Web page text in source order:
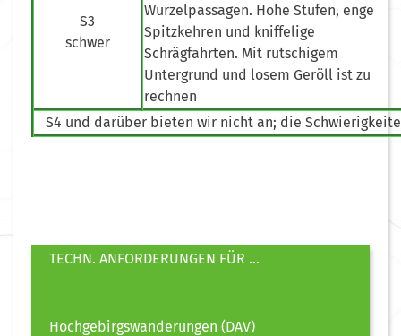
S3
schwer
Wurzelpassagen. Hohe Stufen, enge
Spitzkehren und kniffelige
Schrägfahrten. Mit rutschigem
Untergrund und losem Geröll ist zu
rechnen
S4 und darüber bieten wir nicht an; die
TECHN. ANFORDERUNGEN FÜR ...
Hochgebirgswanderungen (DAV)